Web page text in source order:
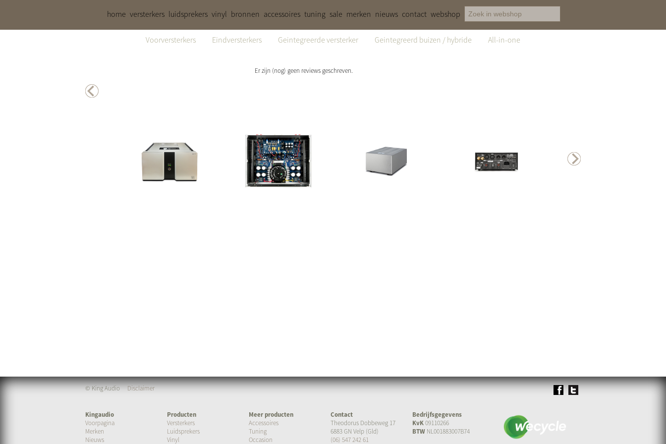
home versterkers luidsprekers vinyl bronnen accessoires tuning sale merken nieuws contact webshop
Voorversterkers Eindversterkers Geintegreerde versterker Geintegreerd buizen / hybride All-in-one
Er zijn (nog) geen reviews geschreven.
© King AudioDisclaimer
Kingaudio
Voorpagina
Merken
Nieuws
Producten
Versterkers
Luidsprekers
Vinyl
Meer producten
Accessoires
Tuning
Occasion
Contact
Theodorus Dobbeweg 17
6883 GN Velp (Gld)
(06) 547 242 61
Bedrijfsgegevens
KvK09110266
BTW NL001883007B74